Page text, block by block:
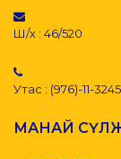
Ш/х : 46/520
Утас : (976)-11-
МАНАЙ